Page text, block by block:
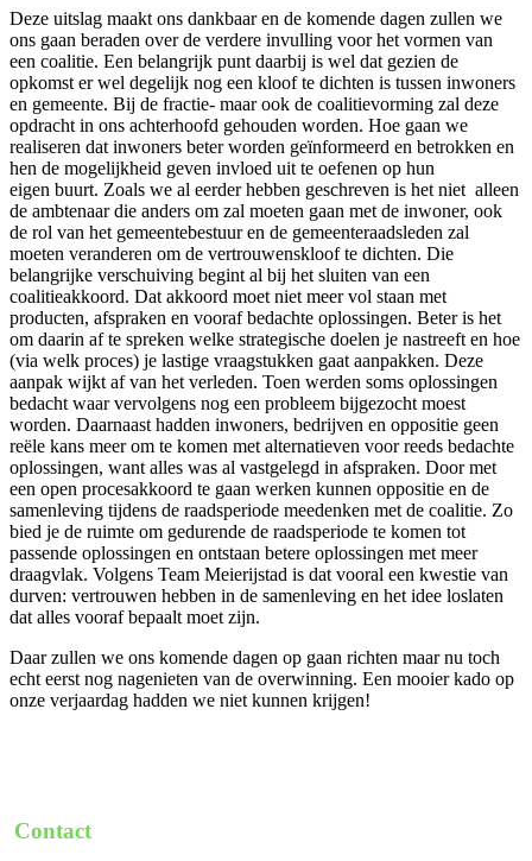
Deze uitslag maakt ons dankbaar en de komende dagen zullen we
ons gaan beraden over de verdere invulling voor het vormen van
een coalitie. Een belangrijk punt daarbij is wel dat gezien de
opkomst er wel degelijk nog een kloof te dichten is tussen inwoners
en gemeente. Bij de fractie- maar ook de coalitievorming zal deze
opdracht in ons achterhoofd gehouden worden. Hoe gaan we
realiseren dat inwoners beter worden geïnformeerd en betrokken en
hen de mogelijkheid geven invloed uit te oefenen op hun
eigen buurt. Zoals we al eerder hebben geschreven is het niet alleen
de ambtenaar die anders om zal moeten gaan met de inwoner, ook
de rol van het gemeentebestuur en de gemeenteraadsleden zal
moeten veranderen om de vertrouwenskloof te dichten. Die
belangrijke verschuiving begint al bij het sluiten van een
coalitieakkoord. Dat akkoord moet niet meer vol staan met
producten, afspraken en vooraf bedachte oplossingen. Beter is het
om daarin af te spreken welke strategische doelen je nastreeft en hoe
(via welk proces) je lastige vraagstukken gaat aanpakken. Deze
aanpak wijkt af van het verleden. Toen werden soms oplossingen
bedacht waar vervolgens nog een probleem bijgezocht moest
worden. Daarnaast hadden inwoners, bedrijven en oppositie geen
reële kans meer om te komen met alternatieven voor reeds bedachte
oplossingen, want alles was al vastgelegd in afspraken. Door met
een open procesakkoord te gaan werken kunnen oppositie en de
samenleving tijdens de raadsperiode meedenken met de coalitie. Zo
bied je de ruimte om gedurende de raadsperiode te komen tot
passende oplossingen en ontstaan betere oplossingen met meer
draagvlak. Volgens Team Meierijstad is dat vooral een kwestie van
durven: vertrouwen hebben in de samenleving en het idee loslaten
dat alles vooraf bepaalt moet zijn.
Daar zullen we ons komende dagen op gaan richten maar nu toch
echt eerst nog nagenieten van de overwinning. Een mooier kado op
onze verjaardag hadden we niet kunnen krijgen!
Contact